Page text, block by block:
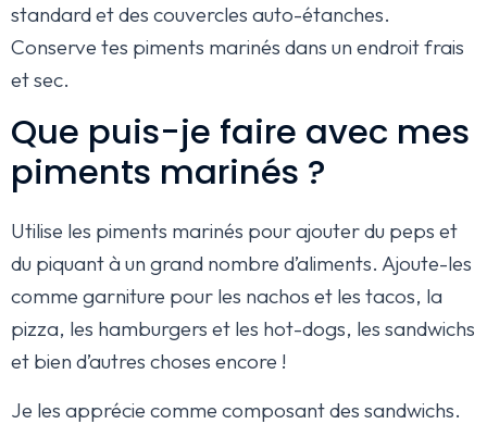
standard et des couvercles auto-étanches.
Conserve tes piments marinés dans un endroit frais
et sec.
Que puis-je faire avec mes
piments marinés ?
Utilise les piments marinés pour ajouter du peps et
du piquant à un grand nombre d’aliments. Ajoute-les
comme garniture pour les nachos et les tacos, la
pizza, les hamburgers et les hot-dogs, les sandwichs
et bien d’autres choses encore !
Je les apprécie comme composant des sandwichs.